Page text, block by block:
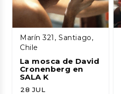
Marín 321, Santiago,
Chile
La mosca de David
Cronenberg en
SALA K
28 JUL